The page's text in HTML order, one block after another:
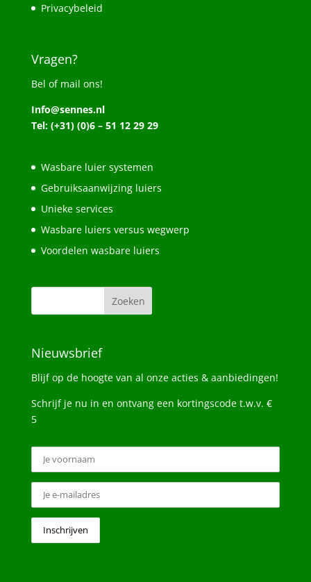
Privacybeleid
Vragen?
Bel of mail ons!
Info@sennes.nl
Tel: (+31) (0)6 – 51 12 29 29
Wasbare luier systemen
Gebruiksaanwijzing luiers
Unieke services
Wasbare luiers versus wegwerp
Voordelen wasbare luiers
Nieuwsbrief
Blijf op de hoogte van al onze acties & aanbiedingen!
Schrijf je nu in en ontvang een kortingscode t.w.v. €
5